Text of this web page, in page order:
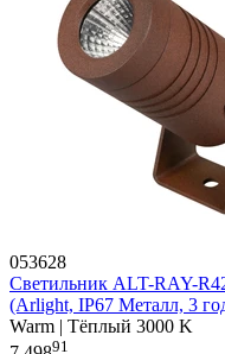
053628
Светильник ALT-RAY-
(Arlight, IP67 Металл, 3
Warm | Тёплый 3000 K
91